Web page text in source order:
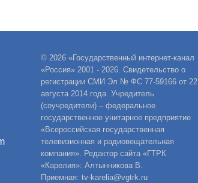
© 2026 «Государственный интернет-канал
«Россия» 2001 - 2026. Свидетельство о
регистрации СМИ Эл № ФС 77-59166 от 22
августа 2014 года. Учредитель
(соучредители) – федеральное
государственное унитарное предприятие
«Всероссийская государственная
телевизионная и радиовещательная
компания». Редактор сайта «ГТРК
«Карелия»: Алтынникова В.
Приемная: tv-karelia@vgtrk.ru